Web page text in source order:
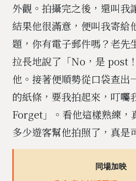
外觀。拍攝完之後，還叫我
結果他很滿意，便叫我寄給
題，你有電子郵件嗎？老先
拉長地說了「No，是 post
他。接著便順勢從口袋查出
的紙條，要我拍起來，叮
Forget」。看他這樣熟練，
多少遊客幫他拍照了，真是
同場加映